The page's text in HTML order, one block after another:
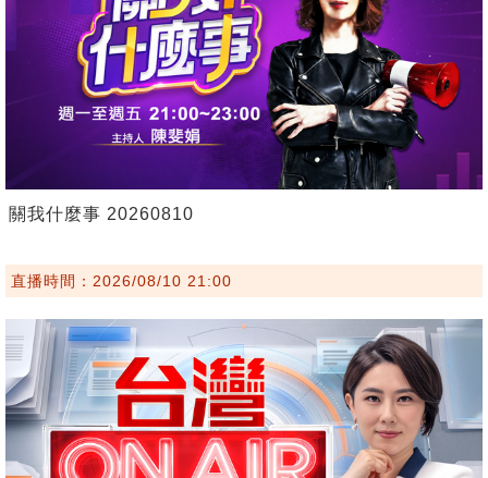
關我什麼事 20260810
直播時間：2026/08/10 21:00